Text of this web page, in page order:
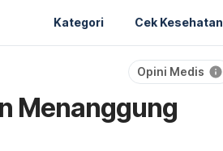
Kategori Cek Kesehatan
Opini Medis
Menanggung